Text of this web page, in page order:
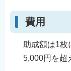
費用
助成額は1枚
5,000円を超